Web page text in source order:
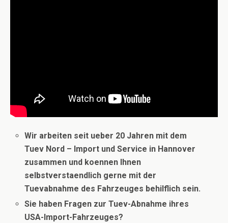
Wir arbeiten seit ueber 20 Jahren mit dem
Tuev Nord – Import und Service in Hannover
zusammen und koennen Ihnen
selbstverstaendlich gerne mit der
Tuevabnahme des Fahrzeuges behilflich sein.
Sie haben Fragen zur Tuev-Abnahme ihres
USA-Import-Fahrzeuges?